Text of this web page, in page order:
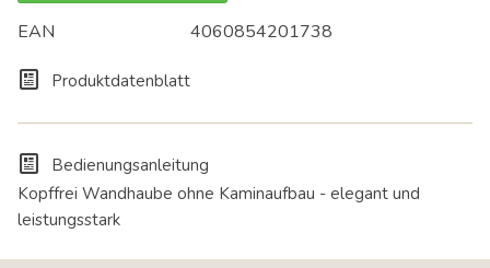
Produktdatenblatt
Bedienungsanleitung
Kopffrei Wandhaube ohne Kaminaufbau - elegant und
leistungsstark
EAN 4060854201738